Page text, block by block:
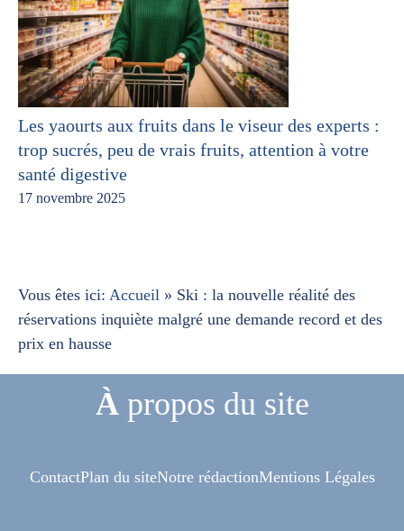
Les yaourts aux fruits dans le viseur des experts :
trop sucrés, peu de vrais fruits, attention à votre
santé digestive
17 novembre 2025
Vous êtes ici: Accueil » Ski : la nouvelle réalité des
réservations inquiète malgré une demande record et des
prix en hausse
Àpropos du site
ContactPlan du siteNotre rédactionMentions Légales